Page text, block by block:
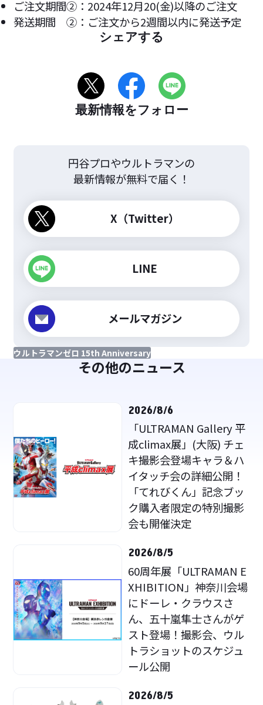
ご注文期間②：2024年12月20(金)以降のご注文
発送期間 ②：ご注文から2週間以内に発送予定
シェアする
最新情報をフォロー
円谷プロやウルトラマンの
最新情報が無料で届く！
X（Twitter）
LINE
メールマガジン
ウルトラマンゼロ 15th Anniversary
その他のニュース
2026/8/6
「ULTRAMAN Gallery 平
成climax展」(大阪) チェ
キ撮影会登場キャラ＆ハ
イタッチ会の詳細公開！
「てれびくん」記念ブッ
ク購入者限定の特別撮影
会も開催決定
2026/8/5
60周年展「ULTRAMAN E
XHIBITION」神奈川会場
にドーレ・クラウスさ
ん、五十嵐隼士さんがゲ
スト登場！撮影会、ウル
トラショットのスケジュ
ール公開
2026/8/5